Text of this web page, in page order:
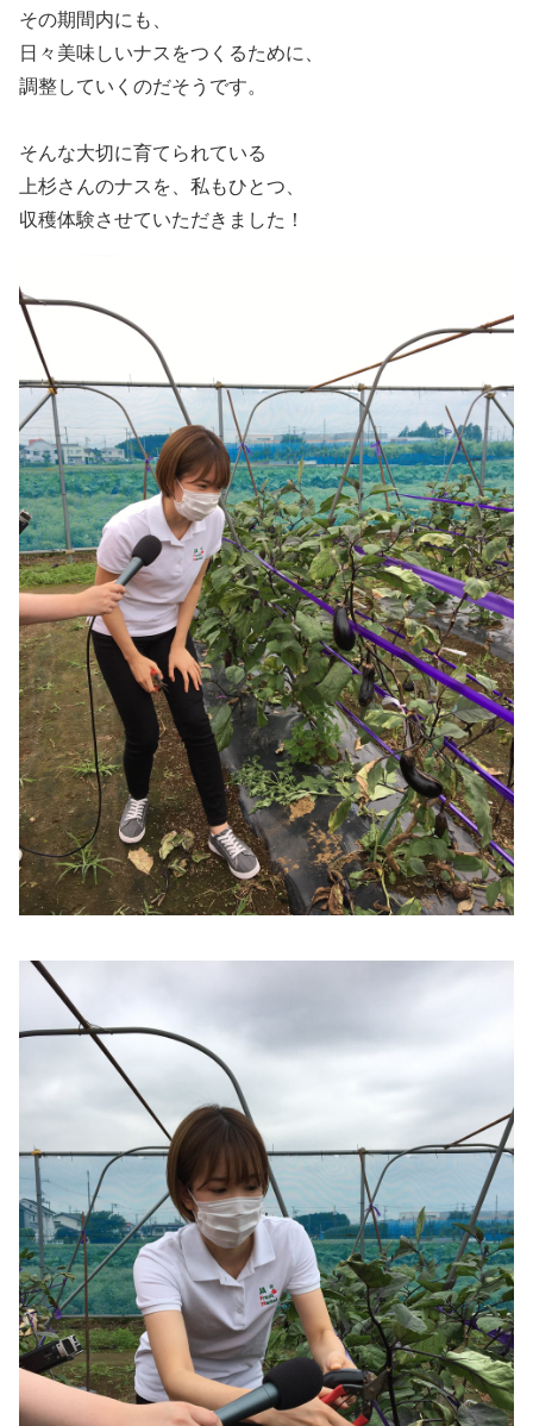
その期間内にも、
日々美味しいナスをつくるために、
調整していくのだそうです。
そんな大切に育てられている
上杉さんのナスを、私もひとつ、
収穫体験させていただきました！